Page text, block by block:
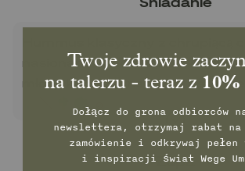
Hummus klasyczny z chrupiącą
nasionami konopi, surówka
młodą kapustą, nachosy pszenne
Zupa
Twoje zdrowie
na talerzu - teraz z
Dołącz do grona odbiorców
newslettera, otrzymaj rabat na
zamówienie i odkrywaj pełen
i inspiracji świat Wege